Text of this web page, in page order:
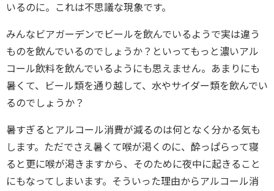
いるのに。これは不思議な現象です。
みんなビアガーデンでビールを飲んでいるようで実は違う
ものを飲んでいるのでしょうか？といってもっと濃いアル
コール飲料を飲んでいるようにも思えません。あまりにも
暑くて、ビール類を通り越して、水やサイダー類を飲んでい
るのでしょうか？
暑すぎるとアルコール消費が減るのは何となく分かる気も
します。ただでさえ暑くて喉が渇くのに、酔っぱらって寝
ると更に喉が渇きますから、そのために夜中に起きること
にもなってしまいます。そういった理由からアルコール消